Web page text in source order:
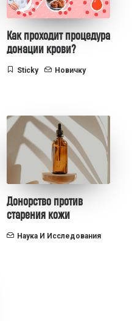
Как проходит процедура
донации крови?
Sticky Новичку
Донорство против
старения кожи
Наука И Исследования